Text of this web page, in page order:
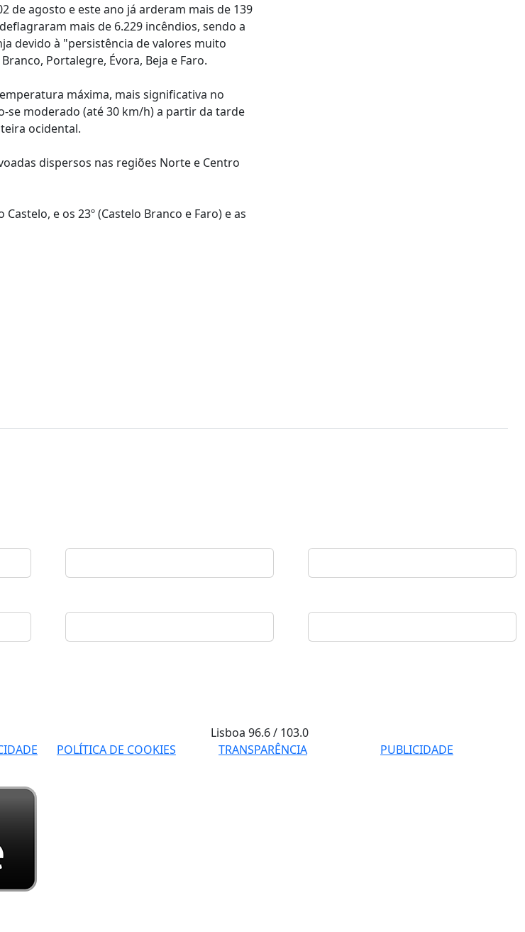
de agosto e este ano já arderam mais de 139
mais de 6.229 incêndios, sendo a
devido à "persistência de valores muito
Portalegre, Évora, Beja e Faro.
máxima, mais significativa no
moderado (até 30 km/h) a partir da tarde
ocidental.
dispersos nas regiões Norte e Centro
e os 23º (Castelo Branco e Faro) e as
Lisboa96.6 / 103.0
POLÍTICA DE COOKIES TRANSPARÊNCIA
PUBLICIDADE